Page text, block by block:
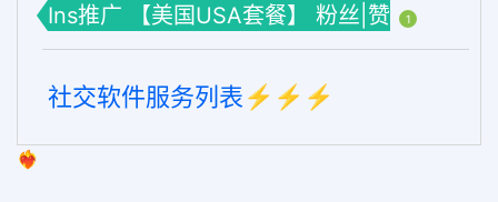
Ins推广 【美国USA套餐】 粉丝|赞 1
社交软件服务列表⚡️⚡️⚡️
❤️‍🔥